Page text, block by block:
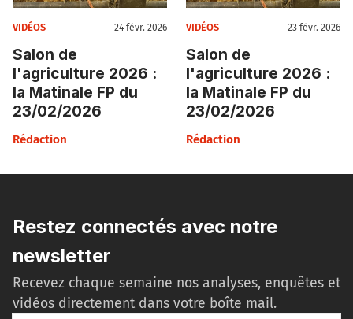
VIDÉOS 24 févr. 2026
Salon de
l'agriculture 2026 :
la Matinale FP du
23/02/2026
Rédaction
VIDÉOS 23 févr. 2026
Salon de
l'agriculture 2026 :
la Matinale FP du
23/02/2026
Rédaction
Restez connectés avec notre
newsletter
Recevez chaque semaine nos analyses, enquêtes et
vidéos directement dans votre boîte mail.